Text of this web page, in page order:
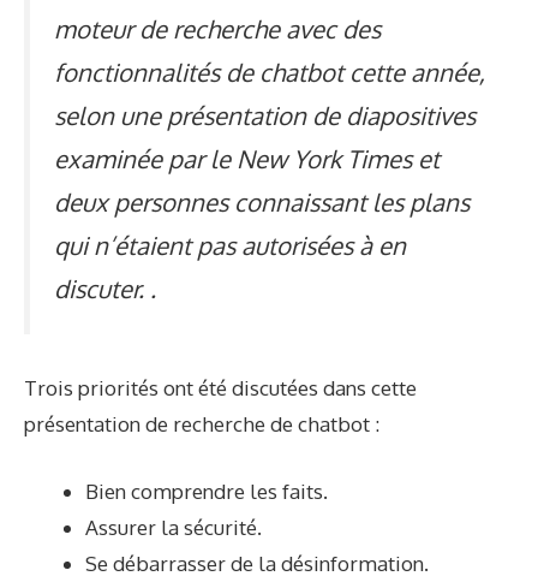
moteur de recherche avec des
fonctionnalités de chatbot cette année,
selon une présentation de diapositives
examinée par le New York Times et
deux personnes connaissant les plans
qui n’étaient pas autorisées à en
discuter. .
Trois priorités ont été discutées dans cette
présentation de recherche de chatbot :
Bien comprendre les faits.
Assurer la sécurité.
Se débarrasser de la désinformation.